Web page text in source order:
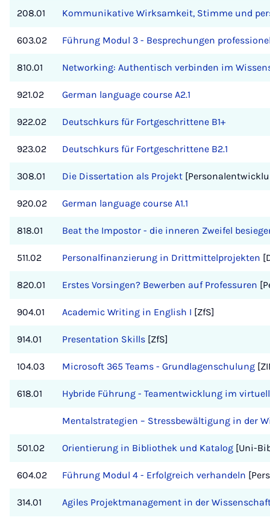
208.01 Kommunikative Wirksamkeit, Stimme und
603.02 Führung Modul 3 - Besprechungen
810.01 Networking: Authentisch verbinden im
921.02 German language course A2.1
922.02 Deutschkurs für Fortgeschrittene B1+
923.02 Deutschkurs für Fortgeschrittene B2.1
308.01 Die Dissertation als Projekt
920.02 German language course A1.1
818.01 Beat the Impostor - die inneren Zweifel
511.02 Personalfinanzierung in Drittmittelprojekten
820.01 Erstes Vorsingen? Bewerben auf Professuren
904.01 Academic Writing in English I [ZfS]
914.01 Presentation Skills [ZfS]
104.03 Microsoft 365 Teams - Grundlagenschulung
618.01 Hybride Führung - Teamentwicklung im
Mentalstrategien – Stressbewältigung in der
501.02 Orientierung in Bibliothek und Katalog [Uni-
604.02 Führung Modul 4 - Erfolgreich verhandeln
314.01 Agiles Projektmanagement in der